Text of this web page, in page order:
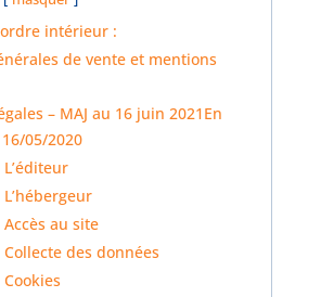
intérieur :
de vente et mentions
– MAJ au 16 juin 2021En
05/2020
L’éditeur
L’hébergeur
Accès au site
Collecte des données
Cookies